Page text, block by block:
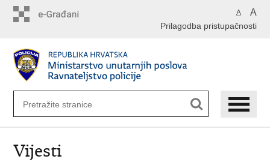
A A
Prilagodba pristupačnosti
Vijesti